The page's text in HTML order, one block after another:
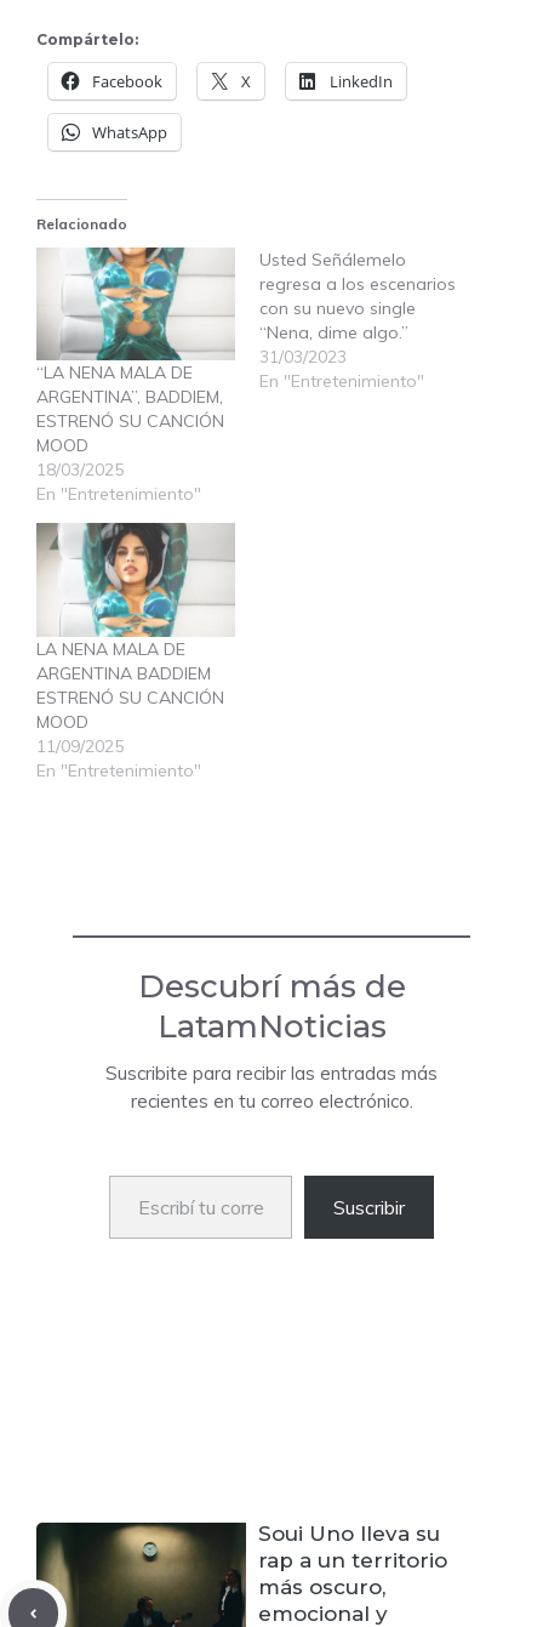
Compártelo:
Facebook X LinkedIn
WhatsApp
Relacionado
“LA NENA MALA DE
ARGENTINA”, BADDIEM,
ESTRENÓ SU CANCIÓN
MOOD
18/03/2025
En "Entretenimiento"
Usted Señálemelo
regresa a los escenarios
con su nuevo single
“Nena, dime algo.”
31/03/2023
En "Entretenimiento"
LA NENA MALA DE
ARGENTINA BADDIEM
ESTRENÓ SU CANCIÓN
MOOD
11/09/2025
En "Entretenimiento"
Descubrí más de
LatamNoticias
Suscribite para recibir las entradas más
recientes en tu correo electrónico.
Escribí tu correo electrónico…
Suscribir
Soui Uno lleva su
rap a un territorio
más oscuro,
emocional y